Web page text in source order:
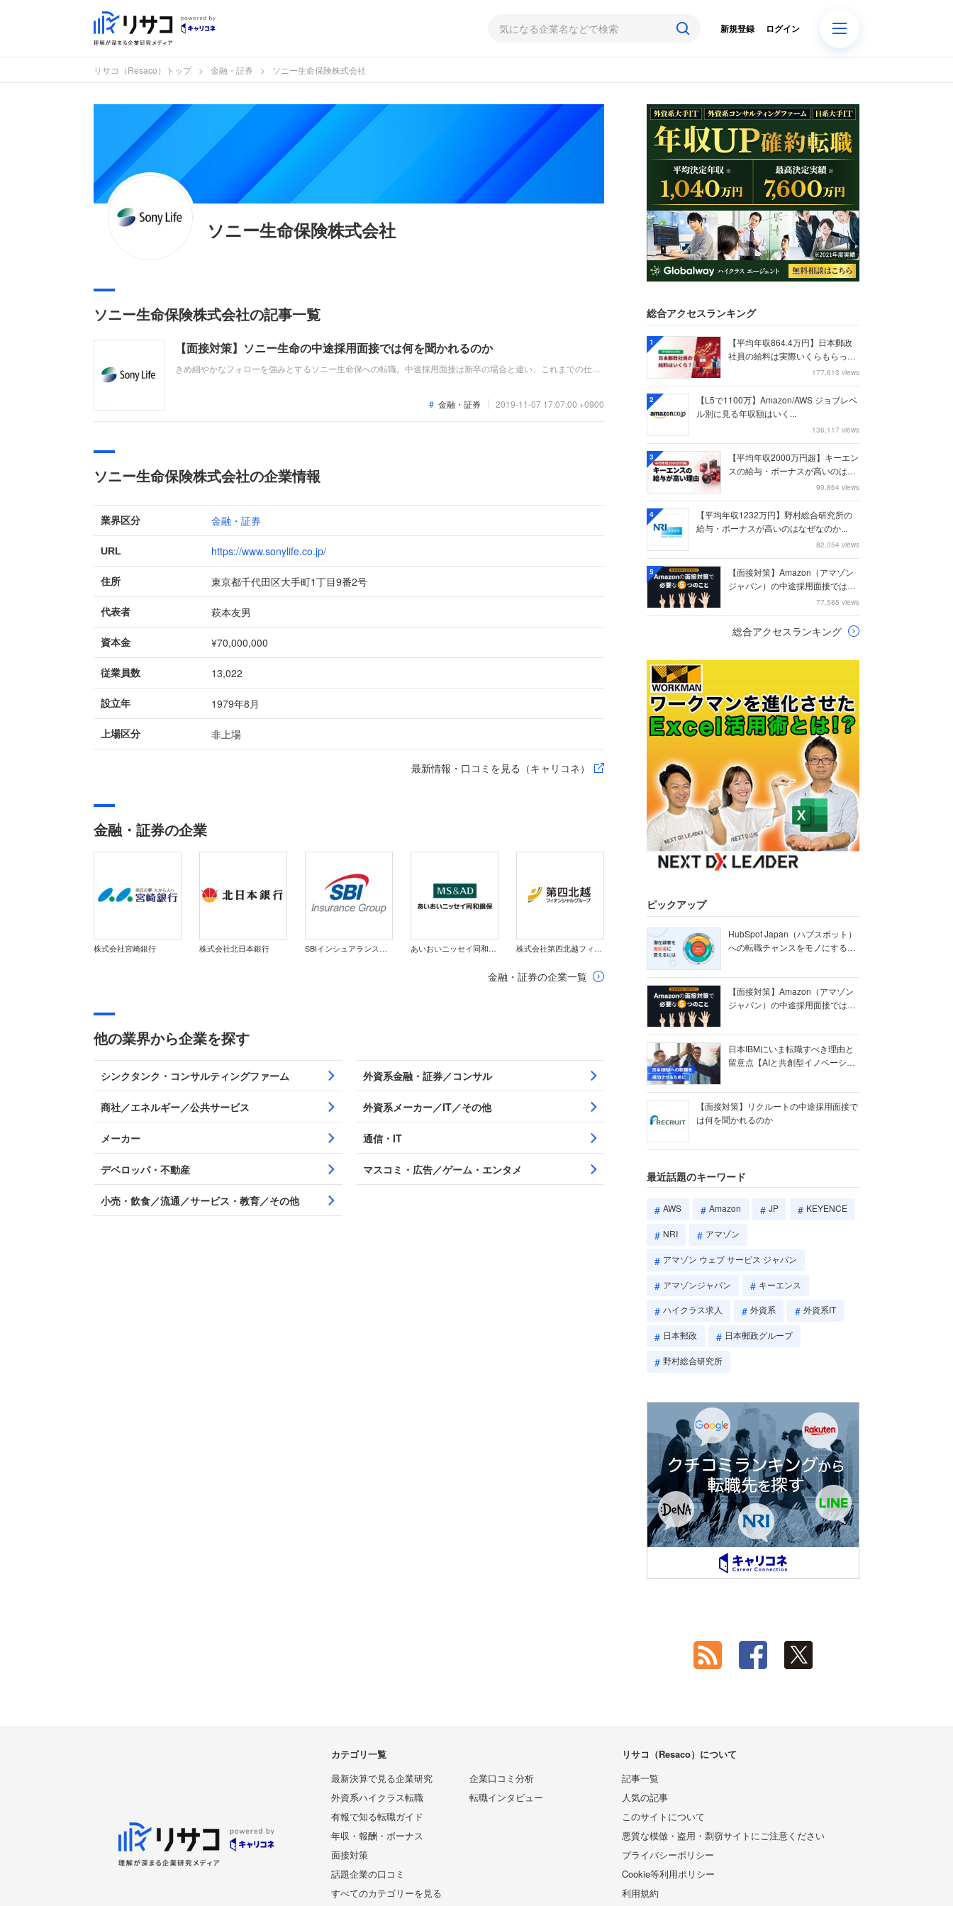
ログイン
新規登録
リサコ（Resaco）トップ 金融・証券 ソニー生命保険株式会社
ソニー生命保険株式会社
ソニー生命保険株式会社の記事一覧
【面接対策】ソニー生命の中途採用面接では何を聞かれるのか
きめ細やかなフォローを強みとするソニー生命保への転職。中途採用面接は新卒の場合と違い、これまでの仕事
金融・証券 2019-11-07 17:07:00 +0900
ソニー生命保険株式会社の企業情報
業界区分 金融・証券
URL https://www.sonylife.co.jp/
住所 東京都千代田区大手町1丁目9番2号
代表者 萩本友男
資本金 ¥70,000,000
従業員数 13,022
設立年 1979年8月
上場区分 非上場
最新情報・口コミを見る（キャリコネ）
金融・証券の企業
株式会社宮崎銀行 株式会社北日本銀行 SBIインシュアランスグループ株式会社 あいおいニッセイ同和損害保険株式会社 株式会社第四北越フィナンシャルグループ
金融・証券の企業一覧
他の業界から企業を探す
シンクタンク・コンサルティングファーム 外資系金融・証券／コンサル
商社／エネルギー／公共サービス 外資系メーカー／IT／その他
メーカー 通信・IT
デベロッパ・不動産 マスコミ・広告／ゲーム・エンタメ
小売・飲食／流通／サービス・教育／その他
総合アクセスランキング
1
【平均年収864.4万円】日本郵政
社員の給料は実際いくらもらって
177,613 views
2
【L5で1100万】Amazon/AWS ジョブレベ
ル別に見る年収額はいく...
136,117 views
3
【平均年収2000万円超】キーエン
スの給与・ボーナスが高いのはな
90,864 views
4
【平均年収1232万円】野村総合研究所の
給与・ボーナスが高いのはなぜなのか...
82,054 views
5
【面接対策】Amazon（アマゾン
ジャパン）の中途採用面接では何
77,585 views
総合アクセスランキング
ピックアップ
HubSpot Japan（ハブスポット）
への転職チャンスをモノにする
【面接対策】Amazon（アマゾン
ジャパン）の中途採用面接では何
日本IBMにいま転職すべき理由と
留意点【AIと共創型イノベーショ
【面接対策】リクルートの中途採用面接で
は何を聞かれるのか
最近話題のキーワード
AWS Amazon JP KEYENCE
NRI アマゾン
アマゾン ウェブ サービス ジャパン
アマゾンジャパン キーエンス
ハイクラス求人 外資系 外資系IT
日本郵政 日本郵政グループ
野村総合研究所
カテゴリ一覧
最新決算で見る企業研究
外資系ハイクラス転職
有報で知る転職ガイド
年収・報酬・ボーナス
面接対策
話題企業の口コミ
企業口コミ分析
転職インタビュー
すべてのカテゴリーを見る
リサコ（Resaco）について
記事一覧
人気の記事
このサイトについて
悪質な模倣・盗用・剽窃サイトにご注意ください
プライバシーポリシー
Cookie等利用ポリシー
利用規約